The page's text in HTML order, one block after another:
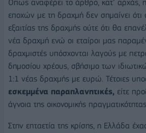
Οπως αναφέρει το άρθρο, κατ’ αρχάς,
εποχών με τη δραχμή δεν σημαίνει ότι
εξαιτίας της δραχμής ούτε ότι θα
νέα δραχμή ενώ οι εταίροι μας
δραχμιστές υπόσχονται λαγούς με
δημοσίου χρέους, σβήσιμο των
1:1 νέας δραχμής με ευρώ. Τέτοιες
εσκεμμένα παραπλανητικές, είτε
άγνοια της οικονομικής
Στην επταετία της κρίσης, η Ελλάδα